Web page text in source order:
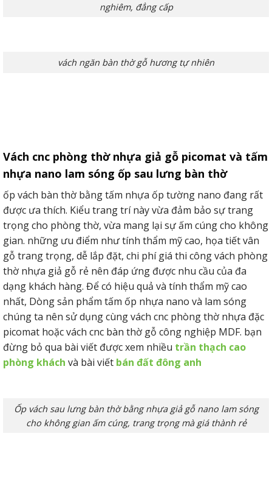
nghiêm, đẳng cấp
vách ngăn bàn thờ gỗ hương tự nhiên
Vách cnc phòng thờ nhựa giả gỗ picomat và tấm
nhựa nano lam sóng ốp sau lưng bàn thờ
ốp vách bàn thờ bằng tấm nhựa ốp tường nano đang rất
được ưa thích. Kiểu trang trí này vừa đảm bảo sự trang
trọng cho phòng thờ, vừa mang lại sự ấm cúng cho không
gian. những ưu điểm như tính thẩm mỹ cao, họa tiết vân
gỗ trang trọng, dễ lắp đặt, chi phí giá thi công vách phòng
thờ nhựa giả gỗ rẻ nên đáp ứng được nhu cầu của đa
dạng khách hàng. Để có hiệu quả và tính thẩm mỹ cao
nhất, Dòng sản phẩm tấm ốp nhựa nano và lam sóng
chúng ta nên sử dụng cùng vách cnc phòng thờ nhựa đặc
picomat hoặc vách cnc bàn thờ gỗ công nghiệp MDF. bạn
đừng bỏ qua bài viết được xem nhiều trần thạch cao
phòng khách và bài viết bán đất đông anh
Ốp vách sau lưng bàn thờ bằng nhựa giả gỗ nano lam sóng
cho không gian ấm cúng, trang trọng mà giá thành rẻ